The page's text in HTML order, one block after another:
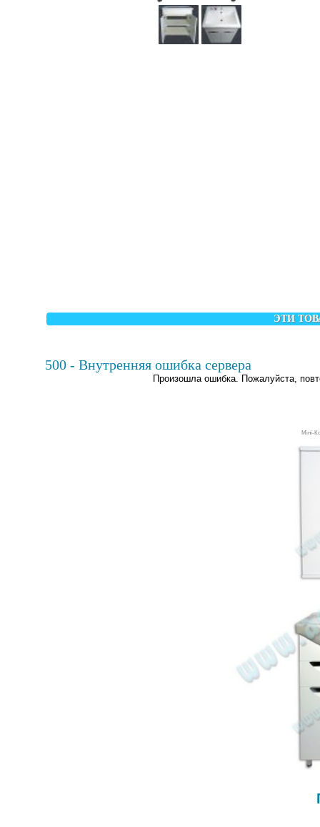
ЭТИ
500 - Внутренняя ошибка сервера
Произошла ошибка. Пожалуйста,
Міні-